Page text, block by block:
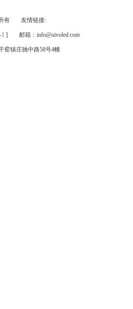
有 友情链接:
] 邮箱：info@uivoled.com
窑镇庄驰中路58号4幢